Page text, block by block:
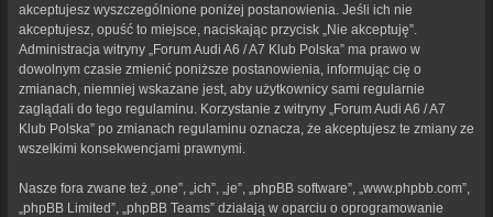
akceptujesz wyszczególnione poniżej postanowienia. Jeśli ich nie
akceptujesz, opuść to miejsce, naciskając przycisk „Nie akceptuję”.
Administracja witryny „Forum Audi A6 / A7 Klub Polska” ma prawo w
dowolnym czasie zmienić poniższe postanowienia, informując cię o
zmianach, niemniej wskazane jest, aby użytkownicy sami regularnie
zaglądali do tego regulaminu. Korzystanie z witryny „Forum Audi A6 / A7
Klub Polska” po zmianach regulaminu oznacza, że akceptujesz te zmiany ze
wszelkimi konsekwencjami prawnymi.
Nasze fora zwane też „one”, „ich”, „je”, „phpBB software”, „www.phpbb.com”,
„phpBB Limited”, „phpBB Teams” działają w oparciu o oprogramowanie